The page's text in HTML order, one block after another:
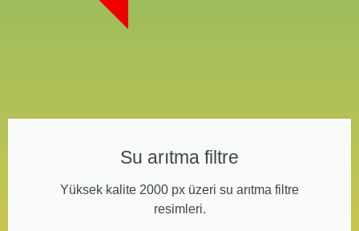
Su arıtma filtre
Yüksek kalite 2000 px üzeri su arıtma filtre
resimleri.